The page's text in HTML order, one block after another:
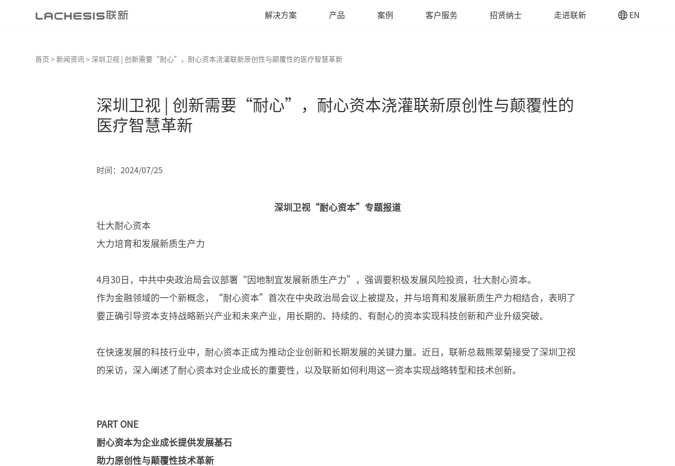
EN
解决方案 产品 案例 客户服务 招贤纳士 走进联新
首页 新闻资讯 深圳卫视 | 创新需要“耐心”，耐心资本浇灌联新原创性与颠覆性的医疗智慧革新
深圳卫视 | 创新需要“耐心”，耐心资本浇灌联新原创性与颠覆性的
医疗智慧革新
时间：2024/07/25
深圳卫视“耐心资本”专题报道
壮大耐心资本
大力培育和发展新质生产力
4月30日，中共中央政治局会议部署“因地制宜发展新质生产力”，强调要积极发展风险投资，壮大耐心资本。
作为金融领域的一个新概念，“耐心资本”首次在中央政治局会议上被提及，并与培育和发展新质生产力相结合，表明了
要正确引导资本支持战略新兴产业和未来产业，用长期的、持续的、有耐心的资本实现科技创新和产业升级突破。
在快速发展的科技行业中，耐心资本正成为推动企业创新和长期发展的关键力量。近日，联新总裁熊翠菊接受了深圳卫视
的采访，深入阐述了耐心资本对企业成长的重要性，以及联新如何利用这一资本实现战略转型和技术创新。
PART ONE
耐心资本为企业成长提供发展基石
助力原创性与颠覆性技术革新